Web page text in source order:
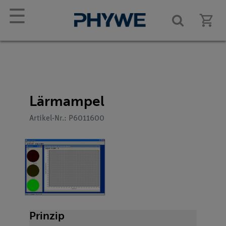
☰
Lärmampel
Artikel-Nr.: P6011600
Prinzip